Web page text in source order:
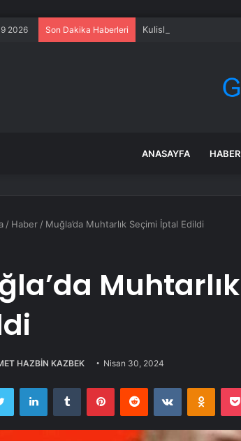
2026 Son Dakika Haberleri Kulisleri yakan iddia:
ANASAYFA HABER
/ Haber / Muğla’da Muhtarlık Seçimi İptal Edildi
HAZBİN KAZBEK Nisan 30, 2024
Twitter LinkedInTumblr PinterestReddit VKontakte